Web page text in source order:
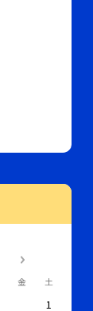
金 土
1